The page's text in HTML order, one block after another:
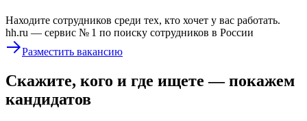
Находите сотрудников среди тех, кто хочет у вас работать.
hh.ru — сервис № 1 по поиску сотрудников в России
Разместить вакансию
Скажите, кого и где ищете — покажем
кандидатов